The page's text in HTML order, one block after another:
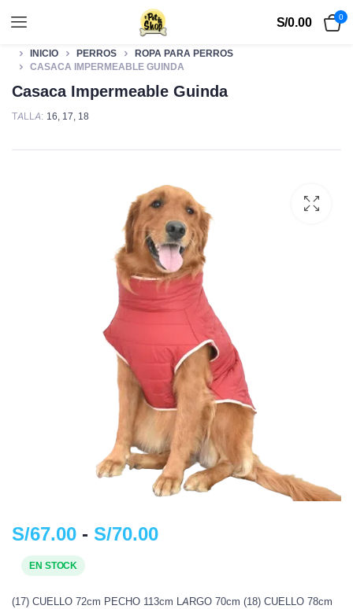
S/0.00 0
INICIO PERROS
ROPA PARA PERROS
CASACA IMPERMEABLE GUINDA
Casaca Impermeable Guinda
TALLA 16, 17, 18
S/67.00 - S/70.00
EN STOCK
(17) CUELLO 72cm PECHO 113cm LARGO 70cm (18) CUELLO 78cm